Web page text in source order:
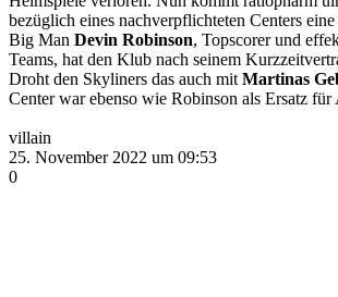
bezüglich eines nachverpflichteten Centers
Big Man Devin Robinson, Topscorer und
Teams, hat den Klub nach seinem
Droht den Skyliners das auch mit Martinas
Center war ebenso wie Robinson als Ersatz
villain
25. November 2022 um 09:53
0